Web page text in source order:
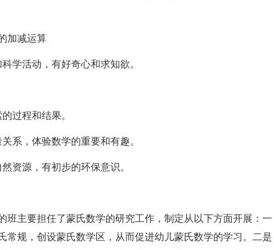
加减运算
学活动，有好奇心和求知欲。
过程和结果。
系，体验数学的重要和有趣。
资源，有初步的环保意识。
班主要担任了蒙氏数学的研究工作，制定从以下方面开展：一
常规，创设蒙氏数学区，从而促进幼儿蒙氏数学的学习。二是